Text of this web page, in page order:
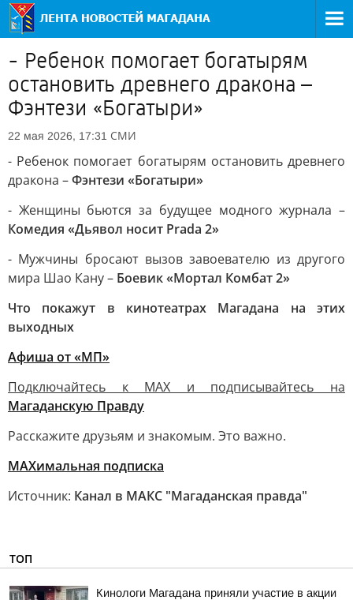
- Ребенок помогает богатырям
остановить древнего дракона –
Фэнтези «Богатыри»
22 мая 2026, 17:31 СМИ
- Ребенок помогает богатырям остановить древнего
дракона –Фэнтези «Богатыри»
- Женщины бьются за будущее модного журнала –
Комедия «Дьявол носит Prada 2»
- Мужчины бросают вызов завоевателю из другого
мира Шао Кану – Боевик «Мортал Комбат 2»
Что покажут в кинотеатрах Магадана на этих
выходных
Афиша от «МП»
Подключайтесь к MAX и подписывайтесь на
Магаданскую Правду
Расскажите друзьям и знакомым. Это важно.
МАХимальная подписка
Источник: Канал в МАКС "Магаданская правда"
ТОП
Кинологи Магадана приняли участие в акции